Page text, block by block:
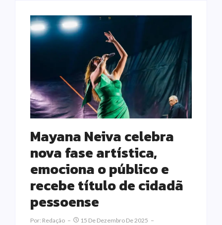
Mayana Neiva celebra
nova fase artística,
emociona o público e
recebe título de cidadã
pessoense
Por: Redação
15 De Dezembro De 2025